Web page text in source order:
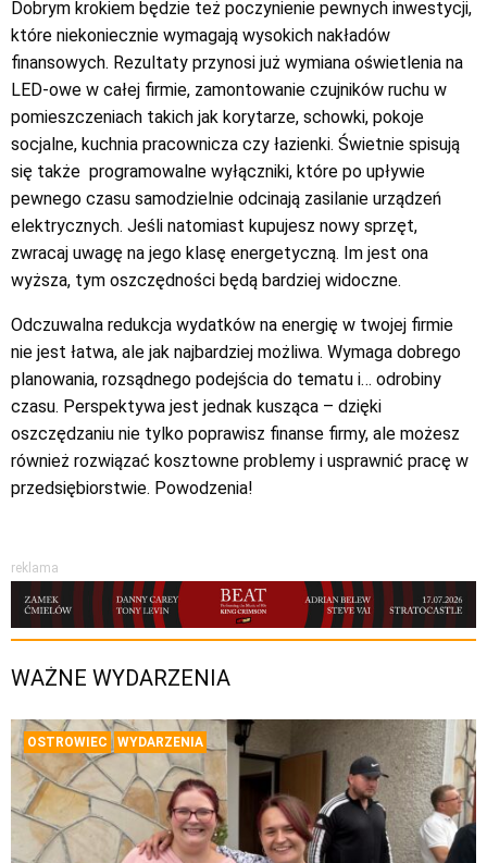
Dobrym krokiem będzie też poczynienie pewnych inwestycji,
które niekoniecznie wymagają wysokich nakładów
finansowych. Rezultaty przynosi już wymiana oświetlenia na
LED-owe w całej firmie, zamontowanie czujników ruchu w
pomieszczeniach takich jak korytarze, schowki, pokoje
socjalne, kuchnia pracownicza czy łazienki. Świetnie spisują
się także programowalne wyłączniki, które po upływie
pewnego czasu samodzielnie odcinają zasilanie urządzeń
elektrycznych. Jeśli natomiast kupujesz nowy sprzęt,
zwracaj uwagę na jego klasę energetyczną. Im jest ona
wyższa, tym oszczędności będą bardziej widoczne.
Odczuwalna redukcja wydatków na energię w twojej firmie
nie jest łatwa, ale jak najbardziej możliwa. Wymaga dobrego
planowania, rozsądnego podejścia do tematu i… odrobiny
czasu. Perspektywa jest jednak kusząca – dzięki
oszczędzaniu nie tylko poprawisz finanse firmy, ale możesz
również rozwiązać kosztowne problemy i usprawnić pracę w
przedsiębiorstwie. Powodzenia!
reklama
WAŻNE WYDARZENIA
OSTROWIEC WYDARZENIA